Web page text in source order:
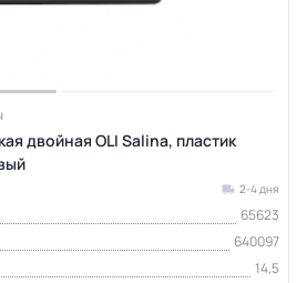
двойная OLI Salina, пластик
2-4 дня
65623
640097
14,5